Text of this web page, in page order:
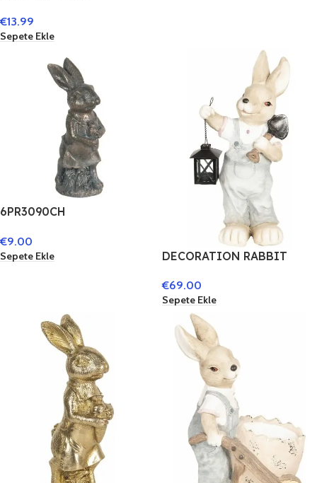
CM BRAUN STEIN KÜRBIS
DEKO ACCESSOIRES
DEKORATIVES FIGUR
€13.99
Sepete Ekle
6PR3090CH
KANINCHEN 11 CM BRAUN
€9.00
Sepete Ekle
DECORATION RABBIT
EEF 6TE0259
€69.00
Sepete Ekle